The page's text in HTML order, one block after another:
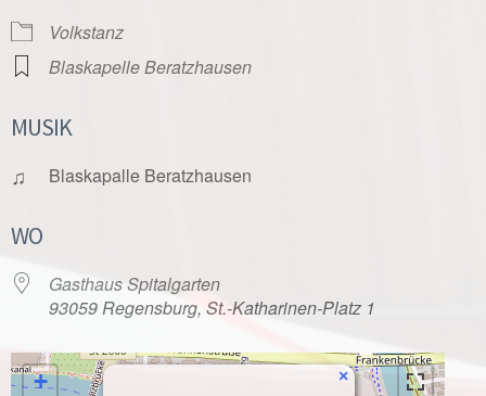
Volkstanz
Blaskapelle Beratzhausen
MUSIK
♫ Blaskapalle Beratzhausen
WO
Gasthaus Spitalgarten
93059 Regensburg, St.-Katharinen-Platz 1
×
+